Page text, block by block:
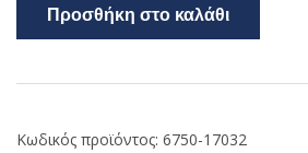
Προσθήκη στο καλάθι
Κωδικός προϊόντος: 6750-17032